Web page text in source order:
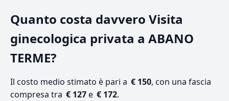
Quanto costa davvero Visita
ginecologica privata a ABANO
TERME?
Il costo medio stimato è pari a € 150, con una fascia
compresa tra € 127e € 172.